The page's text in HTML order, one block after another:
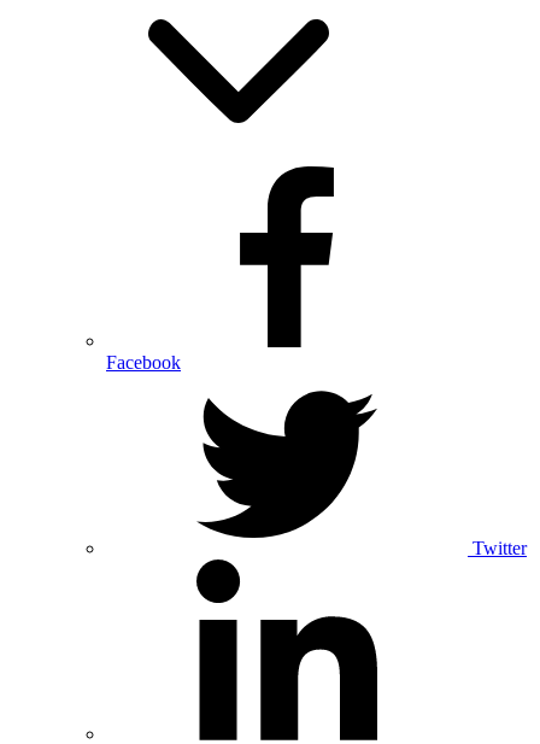
Facebook
Twitter